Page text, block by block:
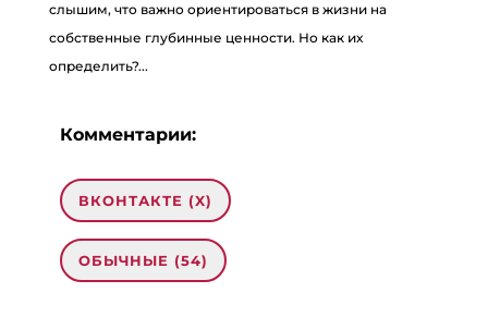
слышим, что важно ориентироваться в жизни на
собственные глубинные ценности. Но как их
определить?...
Комментарии:
ВКОНТАКТЕ (X)
ОБЫЧНЫЕ (54)